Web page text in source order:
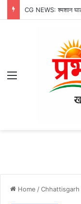
Menu
Home /Chhattisgarh